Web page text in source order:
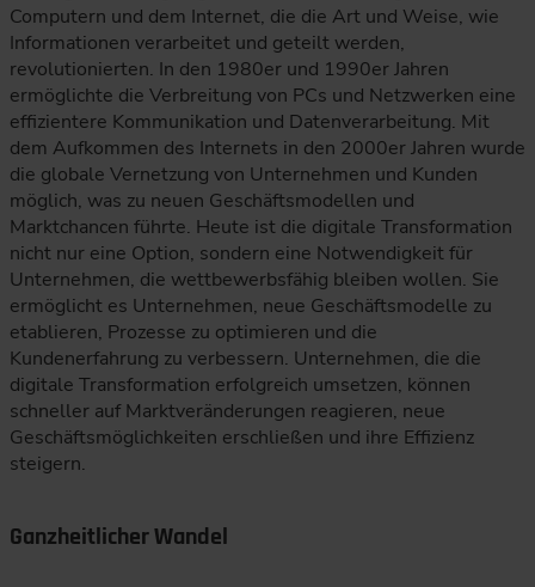
Computern und dem Internet, die die Art und Weise, wie
Informationen verarbeitet und geteilt werden,
revolutionierten. In den 1980er und 1990er Jahren
ermöglichte die Verbreitung von PCs und Netzwerken eine
effizientere Kommunikation und Datenverarbeitung. Mit
dem Aufkommen des Internets in den 2000er Jahren wurde
die globale Vernetzung von Unternehmen und Kunden
möglich, was zu neuen Geschäftsmodellen und
Marktchancen führte. Heute ist die digitale Transformation
nicht nur eine Option, sondern eine Notwendigkeit für
Unternehmen, die wettbewerbsfähig bleiben wollen. Sie
ermöglicht es Unternehmen, neue Geschäftsmodelle zu
etablieren, Prozesse zu optimieren und die
Kundenerfahrung zu verbessern. Unternehmen, die die
digitale Transformation erfolgreich umsetzen, können
schneller auf Marktveränderungen reagieren, neue
Geschäftsmöglichkeiten erschließen und ihre Effizienz
steigern.
Ganzheitlicher Wandel